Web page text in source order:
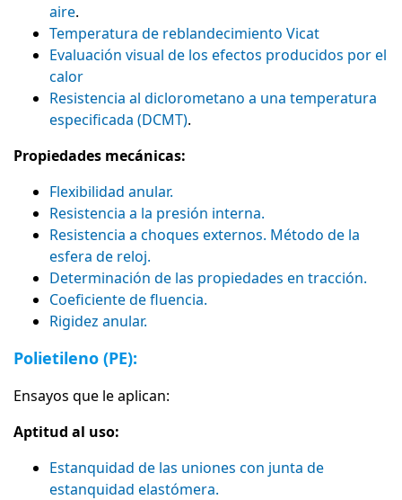
aire.
Temperatura de reblandecimiento Vicat
Evaluación visual de los efectos producidos por el
calor
Resistencia al diclorometano a una temperatura
especificada (DCMT).
Propiedades mecánicas:
Flexibilidad anular.
Resistencia a la presión interna.
Resistencia a choques externos. Método de la
esfera de reloj.
Determinación de las propiedades en tracción.
Coeficiente de fluencia.
Rigidez anular.
Polietileno (PE):
Ensayos que le aplican:
Aptitud al uso:
Estanquidad de las uniones con junta de
estanquidad elastómera.